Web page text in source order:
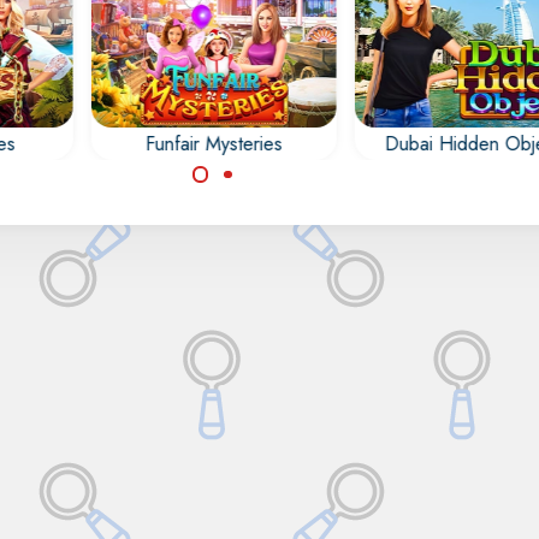
Funfair Mysteries
Encuentra todos los
en el parque de
atracciones.
Dubai Hidden